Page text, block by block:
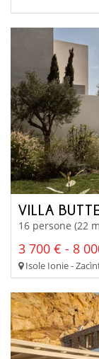
VILLA
16 persone (22
3 700 € - 8
Isole Ionie -